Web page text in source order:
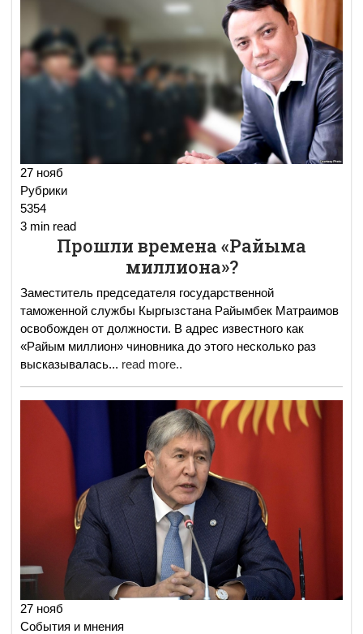
27 нояб
Рубрики
5354
3 min read
Прошли времена «Райыма
миллиона»?
Заместитель председателя государственной
таможенной службы Кыргызстана Райымбек Матраимов
освобожден от должности. В адрес известного как
«Райым миллион» чиновника до этого несколько раз
высказывалась... read more..
27 нояб
События и мнения